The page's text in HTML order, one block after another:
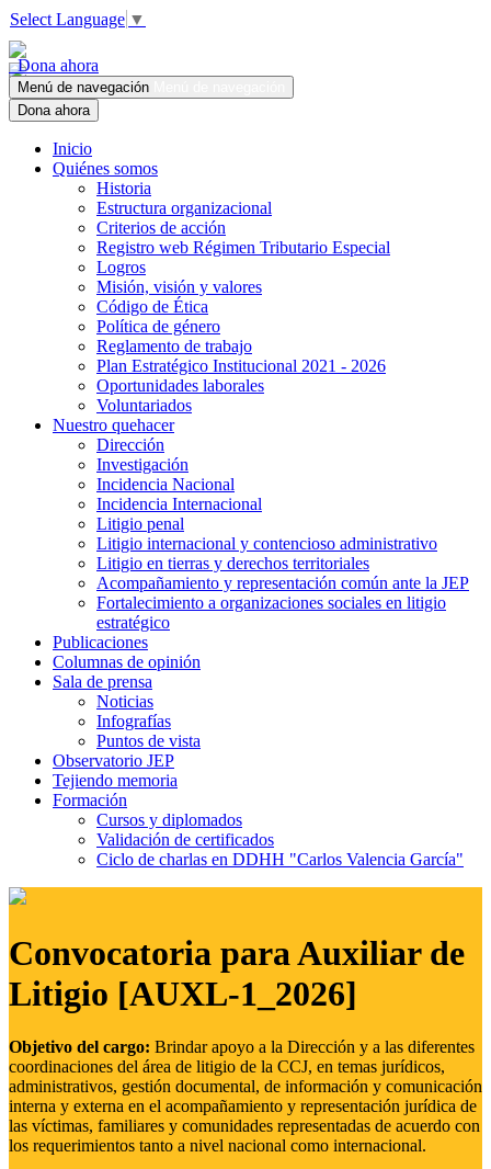
Select Language ▼
Dona ahora
Menú de navegación
Dona ahora
Inicio
Quiénes somos
Historia
Estructura organizacional
Criterios de acción
Registro web Régimen Tributario Especial
Logros
Misión, visión y valores
Código de Ética
Política de género
Reglamento de trabajo
Plan Estratégico Institucional 2021 - 2026
Oportunidades laborales
Voluntariados
Nuestro quehacer
Dirección
Investigación
Incidencia Nacional
Incidencia Internacional
Litigio penal
Litigio internacional y contencioso administrativo
Litigio en tierras y derechos territoriales
Acompañamiento y representación común ante la JEP
Fortalecimiento a organizaciones sociales en litigio
estratégico
Publicaciones
Columnas de opinión
Sala de prensa
Noticias
Infografías
Puntos de vista
Observatorio JEP
Tejiendo memoria
Formación
Cursos y diplomados
Validación de certificados
Ciclo de charlas en DDHH "Carlos Valencia García"
Convocatoria para Auxiliar de
Litigio [AUXL-1_2026]
Objetivo del cargo: Brindar apoyo a la Dirección y a las diferentes
coordinaciones del área de litigio de la CCJ, en temas jurídicos,
administrativos, gestión documental, de información y comunicación
interna y externa en el acompañamiento y representación jurídica de
las víctimas, familiares y comunidades representadas de acuerdo con
los requerimientos tanto a nivel nacional como internacional.